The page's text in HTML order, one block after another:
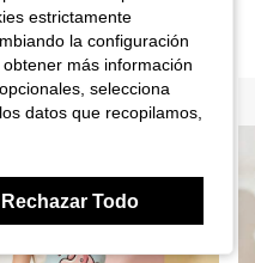
2,87€estrictamente
la configuración
más información
selecciona
datos que recopilamos,
Rechazar Todo